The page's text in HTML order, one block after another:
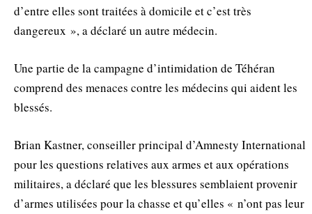
d’entre elles sont traitées à domicile et c’est très
dangereux », a déclaré un autre médecin.
Une partie de la campagne d’intimidation de Téhéran
comprend des menaces contre les médecins qui aident les
blessés.
Brian Kastner, conseiller principal d’Amnesty International
pour les questions relatives aux armes et aux opérations
militaires, a déclaré que les blessures semblaient provenir
d’armes utilisées pour la chasse et qu’elles « n’ont pas leur